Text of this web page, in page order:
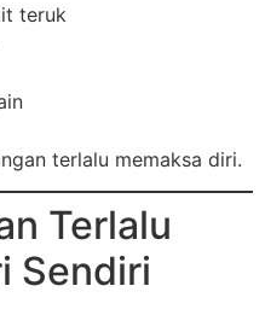
teruk
terlalu memaksa diri.
Terlalu
Sendiri